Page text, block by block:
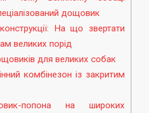
дощовик
На що звертати
великих порід
для великих собак
комбінезон із закритим
попона на широких